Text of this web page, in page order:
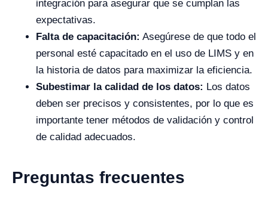
integración para asegurar que se cumplan las
expectativas.
Falta de capacitación: Asegúrese de que todo el
personal esté capacitado en el uso de LIMS y en
la historia de datos para maximizar la eficiencia.
Subestimar la calidad de los datos: Los datos
deben ser precisos y consistentes, por lo que es
importante tener métodos de validación y control
de calidad adecuados.
Preguntas frecuentes